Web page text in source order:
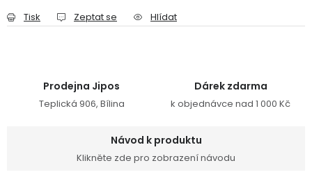
Tisk Zeptat se Hlídat
Prodejna Jipos
Teplická 906, Bílina
Dárek zdarma
k objednávce nad 1 000 Kč
Návod k produktu
Klikněte zde pro zobrazení návodu